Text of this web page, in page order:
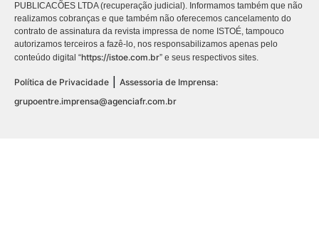
PUBLICACÕES LTDA (recuperação judicial). Informamos também que não
realizamos cobranças e que também não oferecemos cancelamento do
contrato de assinatura da revista impressa de nome ISTOÉ, tampouco
autorizamos terceiros a fazê-lo, nos responsabilizamos apenas pelo
conteúdo digital “https://istoe.com.br” e seus respectivos sites.
Política de Privacidade
Assessoria de Imprensa:
grupoentre.imprensa@agenciafr.com.br